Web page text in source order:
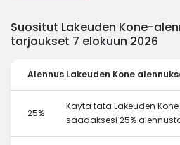
Suositut Lakeuden Kone-
tarjoukset 7 elokuun 2026
Alennus Lakeuden Kone
25%
Käytä tätä Lakeuden
saadaksesi 25%